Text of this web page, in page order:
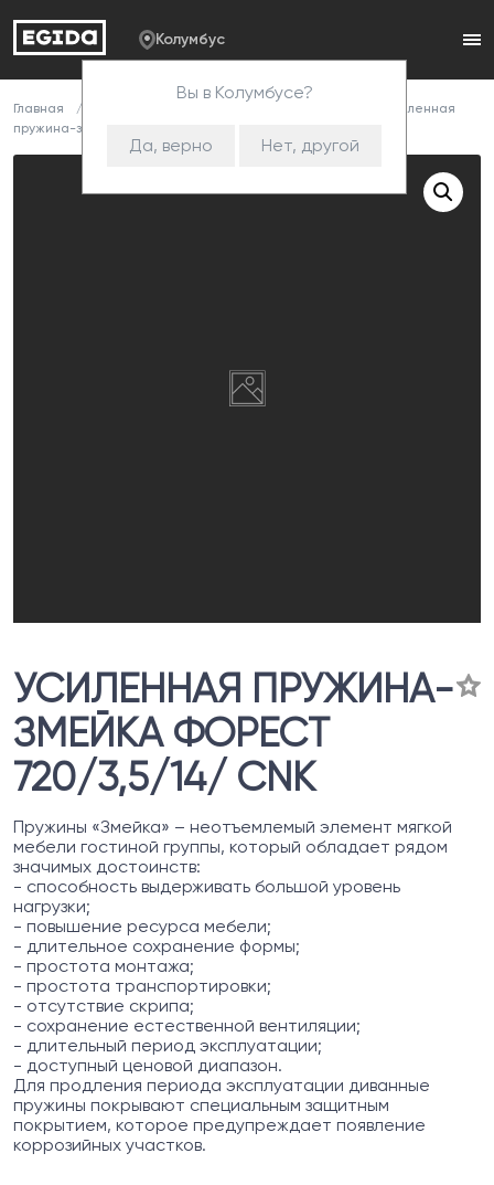
Колумбус
Вы в Колумбусе?
Да, верно Нет, другой
Главная
Усиленная
пружина-змейка Форест 720/3,5/14/ cnk
УСИЛЕННАЯ ПРУЖИНА-
ЗМЕЙКА ФОРЕСТ
720/3,5/14/ CNK
Пружины «Змейка» – неотъемлемый элемент мягкой
мебели гостиной группы, который обладает рядом
значимых достоинств:
- способность выдерживать большой уровень
нагрузки;
- повышение ресурса мебели;
- длительное сохранение формы;
- простота монтажа;
- простота транспортировки;
- отсутствие скрипа;
- сохранение естественной вентиляции;
- длительный период эксплуатации;
- доступный ценовой диапазон.
Для продления периода эксплуатации диванные
пружины покрывают специальным защитным
покрытием, которое предупреждает появление
коррозийных участков.